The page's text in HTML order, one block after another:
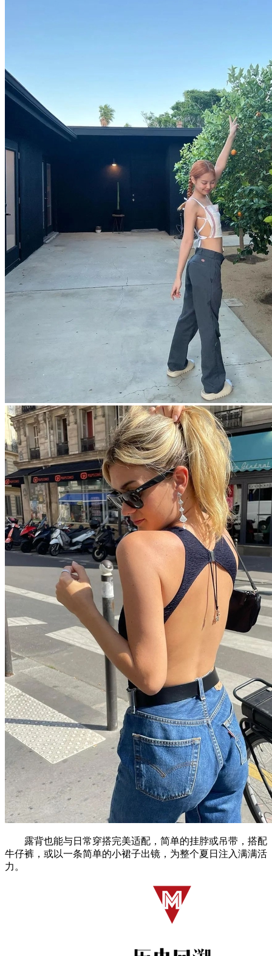
露背也能与日常穿搭完美适配，简单的挂脖或吊带，搭配
牛仔裤，或以一条简单的小裙子出镜，为整个夏日注入满满活
力。